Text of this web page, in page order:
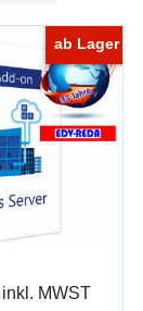
ab Lager
inkl. MWST